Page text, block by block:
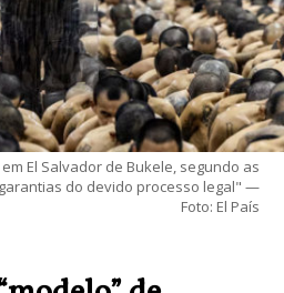
El Salvador de Bukele, segundo as
do devido processo legal" —
Foto: El País